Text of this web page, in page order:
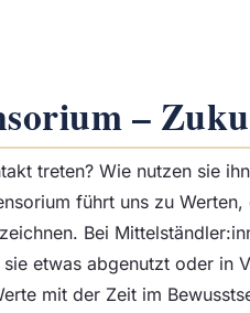
–
treten? Wie nutzen sie
führt uns zu
Bei
etwas abgenutzt oder in
mit der Zeit im